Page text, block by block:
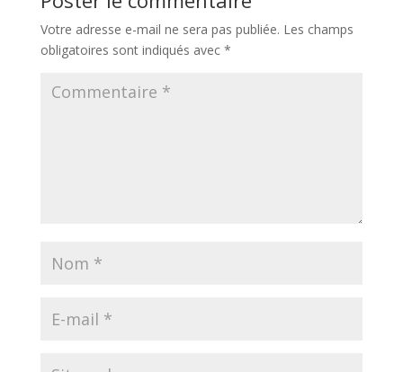
Votre adresse e-mail ne sera pas publiée. Les champs
obligatoires sont indiqués avec *